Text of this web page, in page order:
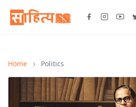
Home Politics